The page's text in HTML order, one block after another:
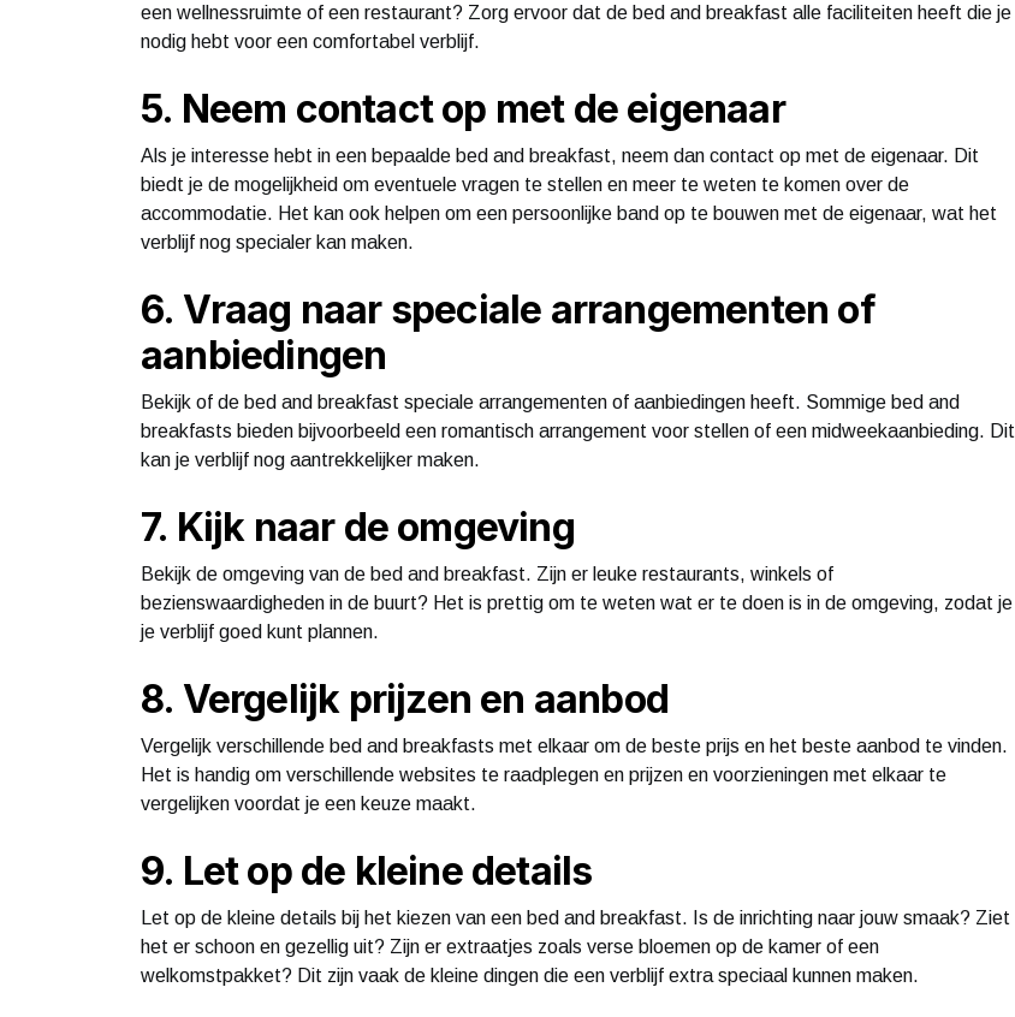
een wellnessruimte of een restaurant? Zorg ervoor dat de bed and breakfast alle faciliteiten heeft die je
nodig hebt voor een comfortabel verblijf.
5. Neem contact op met de eigenaar
Als je interesse hebt in een bepaalde bed and breakfast, neem dan contact op met de eigenaar. Dit
biedt je de mogelijkheid om eventuele vragen te stellen en meer te weten te komen over de
accommodatie. Het kan ook helpen om een persoonlijke band op te bouwen met de eigenaar, wat het
verblijf nog specialer kan maken.
6. Vraag naar speciale arrangementen of
aanbiedingen
Bekijk of de bed and breakfast speciale arrangementen of aanbiedingen heeft. Sommige bed and
breakfasts bieden bijvoorbeeld een romantisch arrangement voor stellen of een midweekaanbieding. Dit
kan je verblijf nog aantrekkelijker maken.
7. Kijk naar de omgeving
Bekijk de omgeving van de bed and breakfast. Zijn er leuke restaurants, winkels of
bezienswaardigheden in de buurt? Het is prettig om te weten wat er te doen is in de omgeving, zodat je
je verblijf goed kunt plannen.
8. Vergelijk prijzen en aanbod
Vergelijk verschillende bed and breakfasts met elkaar om de beste prijs en het beste aanbod te vinden.
Het is handig om verschillende websites te raadplegen en prijzen en voorzieningen met elkaar te
vergelijken voordat je een keuze maakt.
9. Let op de kleine details
Let op de kleine details bij het kiezen van een bed and breakfast. Is de inrichting naar jouw smaak? Ziet
het er schoon en gezellig uit? Zijn er extraatjes zoals verse bloemen op de kamer of een
welkomstpakket? Dit zijn vaak de kleine dingen die een verblijf extra speciaal kunnen maken.